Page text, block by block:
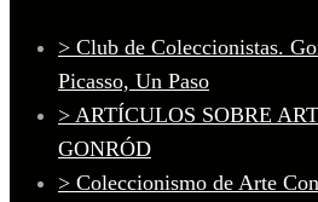
> Club de Coleccionistas.
Picasso, Un Paso
> ARTÍCULOS SOBRE
GONRÓD
> Coleccionismo de Arte